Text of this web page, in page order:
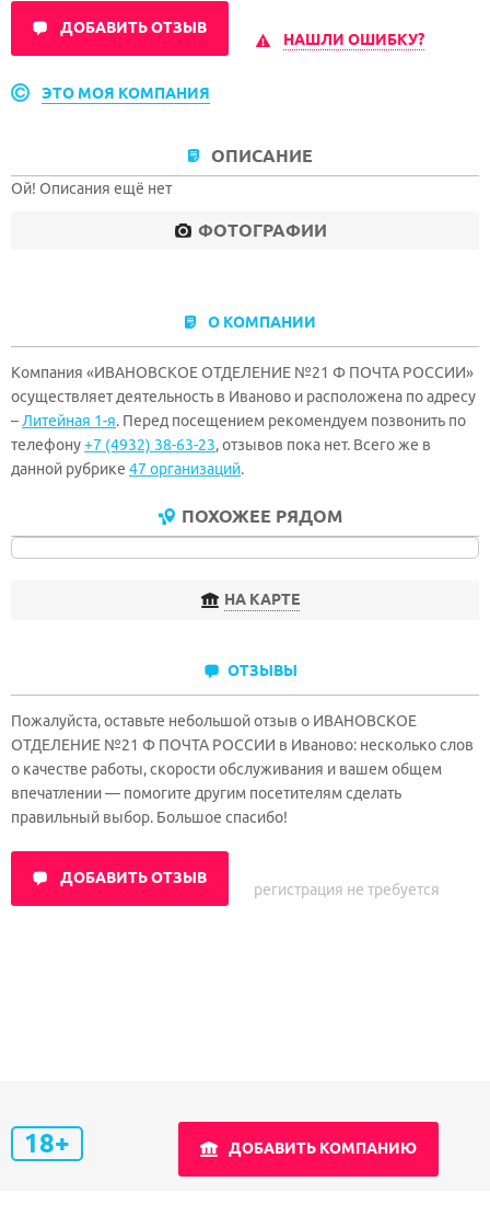
ДОБАВИТЬ ОТЗЫВ
НАШЛИ ОШИБКУ?
ЭТО МОЯ КОМПАНИЯ
ОПИСАНИЕ
Ой! Описания ещё нет
ФОТОГРАФИИ
О КОМПАНИИ
Компания «ИВАНОВСКОЕ ОТДЕЛЕНИЕ №21 Ф ПОЧТА РОССИИ»
осуществляет деятельность в Иваново и расположена по адресу
–Литейная 1-я. Перед посещением рекомендуем позвонить по
телефону+7 (4932) 38-63-23, отзывов пока нет. Всего же в
данной рубрике 47 организаций.
ПОХОЖЕЕ РЯДОМ
НА КАРТЕ
ОТЗЫВЫ
Пожалуйста, оставьте небольшой отзыв о ИВАНОВСКОЕ
ОТДЕЛЕНИЕ №21 Ф ПОЧТА РОССИИ в Иваново: несколько слов
о качестве работы, скорости обслуживания и вашем общем
впечатлении — помогите другим посетителям сделать
правильный выбор. Большое спасибо!
ДОБАВИТЬ ОТЗЫВ
регистрация не требуется
18+ ДОБАВИТЬ КОМПАНИЮ